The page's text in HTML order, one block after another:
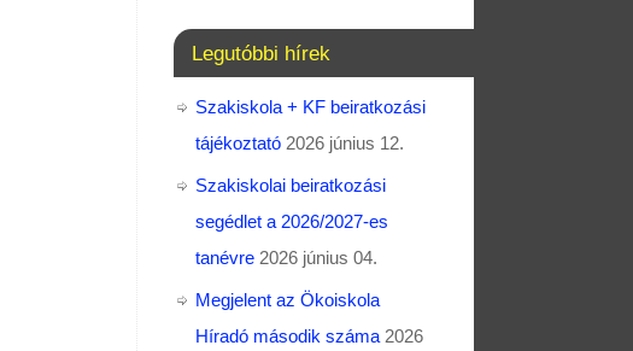
Legutóbbi hírek
Szakiskola + KF beiratkozási
tájékoztató 2026 június 12.
Szakiskolai beiratkozási
segédlet a 2026/2027-es
tanévre 2026 június 04.
Megjelent az Ökoiskola
Híradó második száma 2026